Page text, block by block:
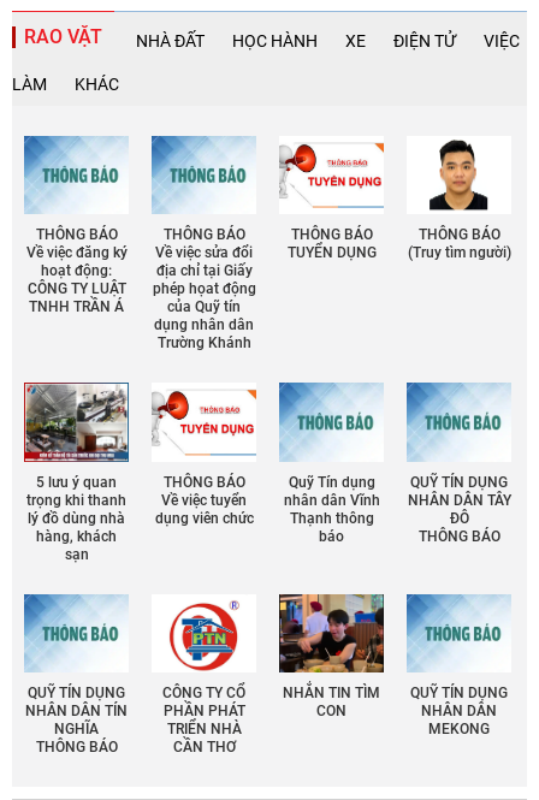
RAO VẶT NHÀ ĐẤT HỌC HÀNH XE ĐIỆN TỬ VIỆC
LÀM KHÁC
THÔNG BÁO
Về việc đăng ký
hoạt động:
CÔNG TY LUẬT
TNHH TRẦN Á
THÔNG BÁO
Về việc sửa đổi
địa chỉ tại Giấy
phép họat động
của Quỹ tín
dụng nhân dân
Trường Khánh
THÔNG BÁO
TUYỂN DỤNG
THÔNG BÁO
(Truy tìm người)
5 lưu ý quan
trọng khi thanh
lý đồ dùng nhà
hàng, khách
sạn
THÔNG BÁO
Về việc tuyển
dụng viên chức
Quỹ Tín dụng
nhân dân Vĩnh
Thạnh thông
báo
QUỸ TÍN DỤNG
NHÂN DÂN TÂY
ĐÔ
THÔNG BÁO
QUỸ TÍN DỤNG
NHÂN DÂN TÍN
NGHĨA
THÔNG BÁO
CÔNG TY CỔ
PHẦN PHÁT
TRIỂN NHÀ
CẦN THƠ
NHẮN TIN TÌM
CON
QUỸ TÍN DỤNG
NHÂN DÂN
MEKONG